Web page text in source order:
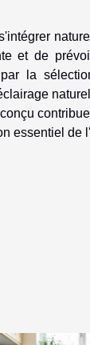
et de
la
essentiel de